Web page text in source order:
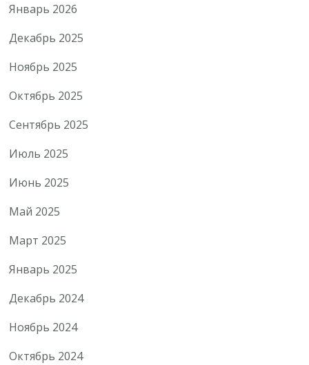
Январь 2026
Декабрь 2025
Ноябрь 2025
Октябрь 2025
Сентябрь 2025
Июль 2025
Июнь 2025
Май 2025
Март 2025
Январь 2025
Декабрь 2024
Ноябрь 2024
Октябрь 2024